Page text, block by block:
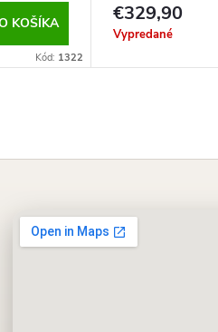
KOŠÍKA
Kód: 1322
€329,90
Vypredané